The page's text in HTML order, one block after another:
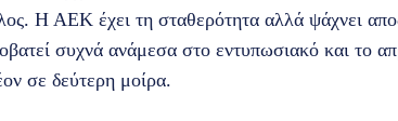
Η ΑΕΚ έχει τη σταθερότητα αλλά ψάχνει
συχνά ανάμεσα στο εντυπωσιακό και το
σε δεύτερη μοίρα.